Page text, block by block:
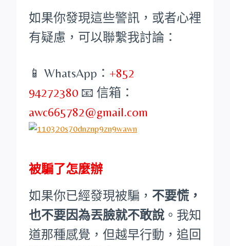
如果你發現這些警訊，或者心裡
有疑慮，可以聯繫我討論：
📱 WhatsApp： +852
94272380 📧 信箱：
awc665782@gmail.com
被騙了怎麼辦
如果你已經發現被騙， 不要慌，
也不要因為丟臉就不敢說 。我知
道那種感覺，但越早行動，追回